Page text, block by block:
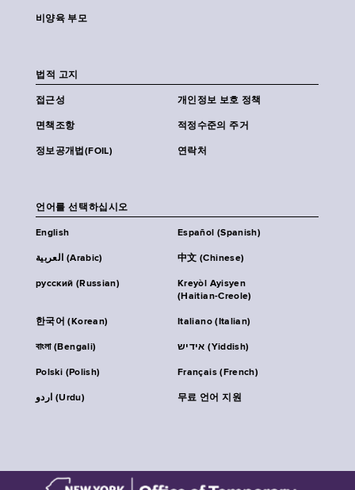
비양육 부모
법적 고지
접근성 개인정보 보호 정책
면책조항 적정수준의 주거
정보공개법(FOIL) 연락처
언어를 선택하십시오
English Español (Spanish)
العربية (Arabic) 中文 (Chinese)
русский (Russian)
Kreyòl Ayisyen
(Haitian-Creole)
한국어 (Korean) Italiano (Italian)
বাংলা (Bengali) אידיש (Yiddish)
Polski (Polish) Français (French)
اردو (Urdu) 무료 언어 지원